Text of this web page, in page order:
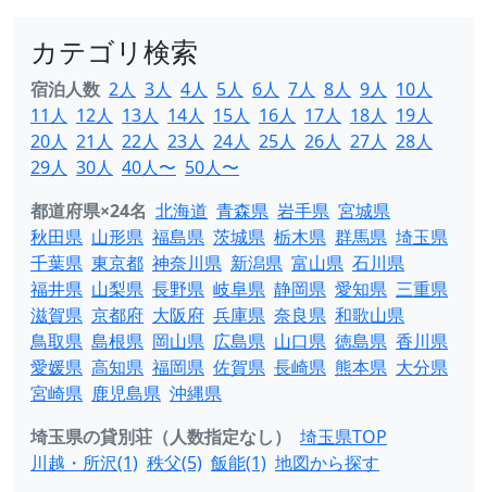
カテゴリ検索
宿泊人数 2人 3人 4人 5人 6人 7人 8人 9人 10人
11人 12人 13人 14人 15人 16人 17人 18人 19人
20人 21人 22人 23人 24人 25人 26人 27人 28人
29人 30人 40人〜 50人〜
都道府県×24名 北海道 青森県 岩手県 宮城県
秋田県 山形県 福島県 茨城県 栃木県 群馬県 埼玉県
千葉県 東京都 神奈川県 新潟県 富山県 石川県
福井県 山梨県 長野県 岐阜県 静岡県 愛知県 三重県
滋賀県 京都府 大阪府 兵庫県 奈良県 和歌山県
鳥取県 島根県 岡山県 広島県 山口県 徳島県 香川県
愛媛県 高知県 福岡県 佐賀県 長崎県 熊本県 大分県
宮崎県 鹿児島県 沖縄県
埼玉県の貸別荘（人数指定なし）
埼玉県TOP
川越・所沢(1) 秩父(5) 飯能(1) 地図から探す